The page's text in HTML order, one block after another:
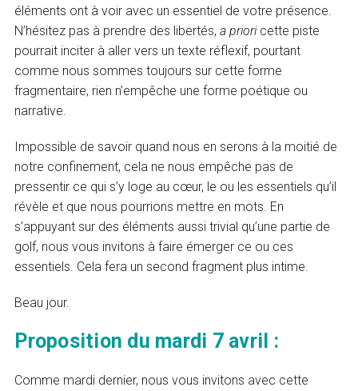
éléments ont à voir avec un essentiel de votre présence.
N’hésitez pas à prendre des libertés,a prioricette piste
pourrait inciter à aller vers un texte réflexif, pourtant
comme nous sommes toujours sur cette forme
fragmentaire, rien n’empêche une forme poétique ou
narrative.
Impossible de savoir quand nous en serons à la moitié de
notre confinement, cela ne nous empêche pas de
pressentir ce qui s’y loge au cœur, le ou les essentiels qu’il
révèle et que nous pourrions mettre en mots. En
s’appuyant sur des éléments aussi trivial qu’une partie de
golf, nous vous invitons à faire émerger ce ou ces
essentiels. Cela fera un second fragment plus intime.
Beau jour.
Proposition du mardi 7 avril :
Comme mardi dernier, nous vous invitons avec cette